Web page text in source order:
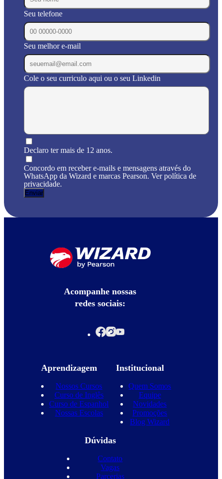
Seu telefone
Seu melhor e-mail
Cole o seu curriculo aqui ou o seu Linkedin
Declaro ter mais de 12 anos.
Concordo em receber e-mails e mensagens através do
WhatsApp da Wizard e marcas Pearson. Ver política de
privacidade.
Acompanhe nossas
redes sociais:
Aprendizagem
Nossos Cursos
Curso de Inglês
Curso de Espanhol
Nossas Escolas
Institucional
Quem Somos
Equipe
Novidades
Promoções
Blog Wizard
Dúvidas
Contato
Vagas
Parcerias